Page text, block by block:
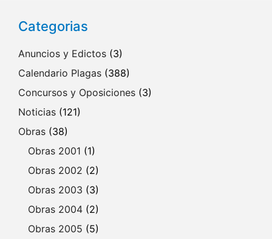
Categorias
Anuncios y Edictos (3)
Calendario Plagas (388)
Concursos y Oposiciones (3)
Noticias (121)
Obras (38)
Obras 2001 (1)
Obras 2002 (2)
Obras 2003 (3)
Obras 2004 (2)
Obras 2005 (5)